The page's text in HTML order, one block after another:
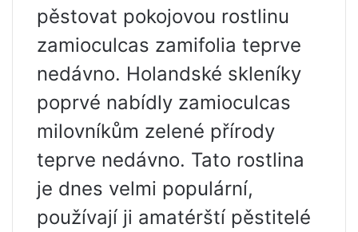
pěstovat pokojovou rostlinu
zamioculcas zamifolia teprve
nedávno. Holandské skleníky
poprvé nabídly zamioculcas
milovníkům zelené přírody
teprve nedávno. Tato rostlina
je dnes velmi populární,
používají ji amatérští pěstitelé